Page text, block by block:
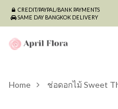
CREDIT/PAYPAL/BANK PAYMENTS
SAME DAY BANGKOK DELIVERY
Home ช่อดอกไม้ Sweet